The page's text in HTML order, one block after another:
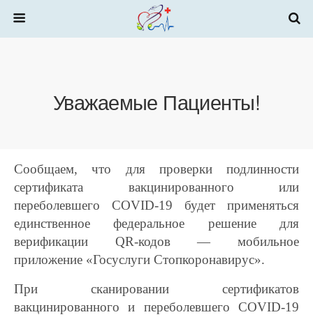
Уважаемые Пациенты!
Сообщаем, что для проверки подлинности
сертификата вакцинированного или
переболевшего COVID-19 будет применяться
единственное федеральное решение для
верификации QR-кодов — мобильное
приложение «Госуслуги Стопкоронавирус».
При сканировании сертификатов
вакцинированного и переболевшего COVID-19